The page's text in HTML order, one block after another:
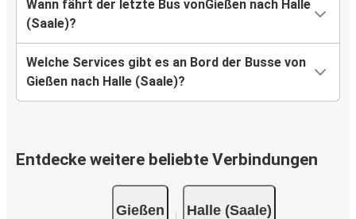
Wann fährt der letzte Bus vonGießen nach Halle
(Saale)?
Welche Services gibt es an Bord der Busse von
Gießen nach Halle (Saale)?
Entdecke weitere beliebte Verbindungen
Gießen Halle (Saale)